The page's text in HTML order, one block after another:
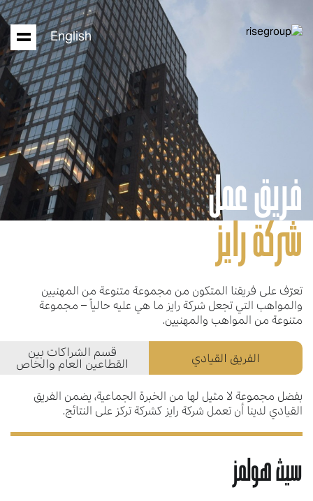
English
فريق عمل
شركة رايز
تعرّف على فريقنا المتكون من مجموعة متنوعة من المهنيين
والمواهب التي تجعل شركة رايز ما هي عليه حالياً – مجموعة
متنوعة من المواهب والمهنيين.
الفريق القيادي قسم الشراكات بين
القطاعين العام والخاص
بفضل مجموعة لا مثيل لها من الخبرة الجماعية، يضمن الفريق
القيادي لدينا أن تعمل شركة رايز كشركة تركز على النتائج.
سيث هولمز